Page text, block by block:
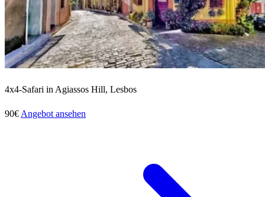
4x4-Safari in Agiassos Hill, Lesbos
90€ Angebot ansehen